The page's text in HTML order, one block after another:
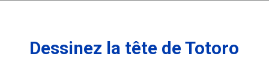
Dessinez la tête de Totoro